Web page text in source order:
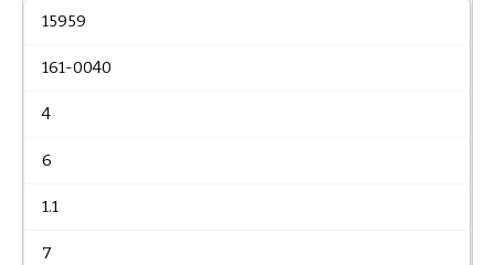
15959
161-0040
4
6
1.1
7